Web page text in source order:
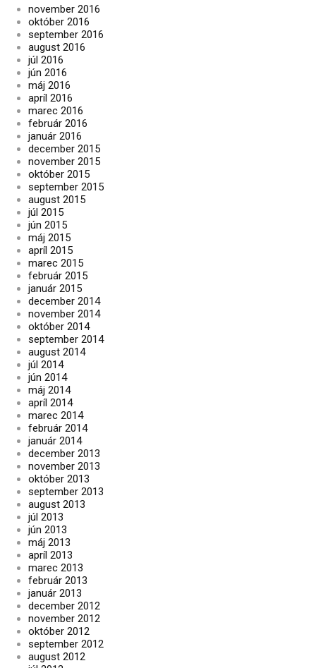
november 2016
október 2016
september 2016
august 2016
júl 2016
jún 2016
máj 2016
apríl 2016
marec 2016
február 2016
január 2016
december 2015
november 2015
október 2015
september 2015
august 2015
júl 2015
jún 2015
máj 2015
apríl 2015
marec 2015
február 2015
január 2015
december 2014
november 2014
október 2014
september 2014
august 2014
júl 2014
jún 2014
máj 2014
apríl 2014
marec 2014
február 2014
január 2014
december 2013
november 2013
október 2013
september 2013
august 2013
júl 2013
jún 2013
máj 2013
apríl 2013
marec 2013
február 2013
január 2013
december 2012
november 2012
október 2012
september 2012
august 2012